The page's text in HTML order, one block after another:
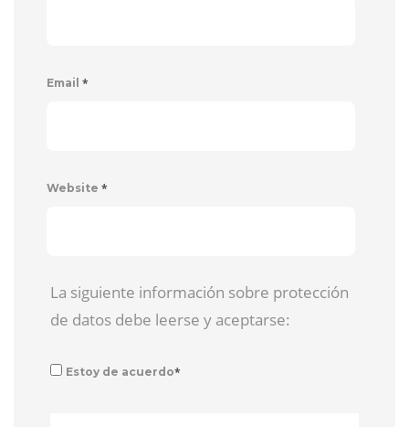
Email *
Website *
La siguiente información sobre protección
de datos debe leerse y aceptarse:
Estoy de acuerdo*